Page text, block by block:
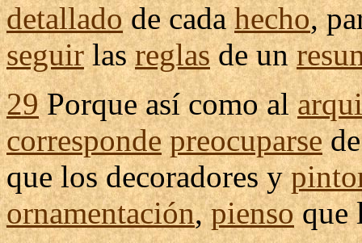
detalladode cadahecho,
seguirlasreglasde un
29Porque así como al
corresponde preocuparse
que losdecoradoresy
ornamentación,piensoque